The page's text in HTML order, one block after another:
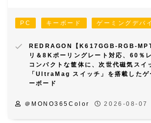
PC キーボード ゲーミングデバ
REDRAGON【K617GGB-RGB-
リ＆8Kポーリングレート対応、60％
コンパクトな筐体に、次世代磁気スイ
「UltraMag スイッチ」を搭載したゲ
ーボード
＠MONO365Color 2026-08-07